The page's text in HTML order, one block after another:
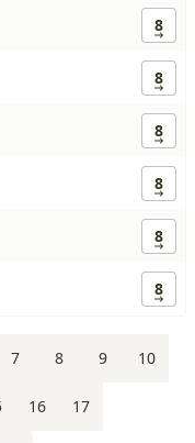
8
8
8
8
8
8
7 8 9 10
16 17